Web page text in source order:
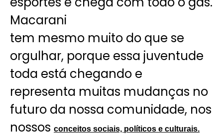
Macarani
tem mesmo muito do que se
orgulhar, porque essa juventude
toda está chegando e
representa muitas mudanças no
futuro da nossa comunidade, nos
nossos conceitos sociais, políticos e culturais.